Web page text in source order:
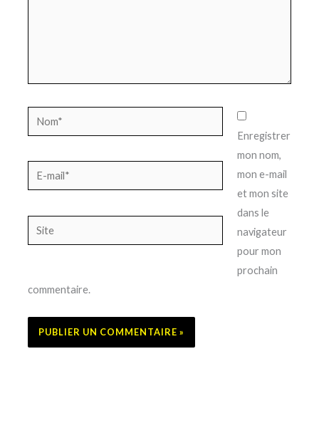
Nom*
E-
mail*
Site
Enregistrer
mon nom,
mon e-mail
et mon site
dans le
navigateur
pour mon
prochain
commentaire.